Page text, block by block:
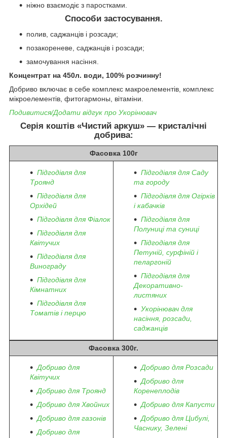
ніжно взаємодіє з паростками.
Способи застосування.
полив, саджанців і розсади;
позакореневе, саджанців і розсади;
замочування насіння.
Концентрат на 450л. води, 100% розчинну!
Добриво включає в себе комплекс макроелементів, комплекс
мікроелементів, фитогармоны, вітаміни.
Подивитися/Додати відгук про Укорінювач
Серія коштів «Чистий аркуш» — кристалічні
добрива:
Фасовка 100г
Підгодівля для
Троянд
Підгодівля для
Орхідей
Підгодівля для Фіалок
Підгодівля для
Квітучих
Підгодівля для
Винограду
Підгодівля для
Кімнатних
Підгодівля для
Томатів і перцю
Підгодівля для Саду
та городу
Підгодівля для Огірків
і кабачків
Підгодівля для
Полуниці та суниці
Підгодівля для
Петуній, сурфіній і
пеларгоній
Підгодівля для
Декоративно-
листяних
Укорінювач для
насіння, розсади,
саджанців
Фасовка 300г.
Добриво для
Квітучих
Добриво для Троянд
Добриво для Хвойних
Добриво для газонів
Добриво для
Добриво для Розсади
Добриво для
Коренеплодів
Добриво для Капусти
Добриво для Цибулі,
Часнику, Зелені